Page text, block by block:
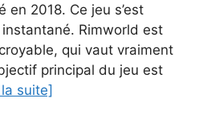
2018. Ce jeu s’est
Rimworld est
qui vaut vraiment
principal du jeu est
suite]